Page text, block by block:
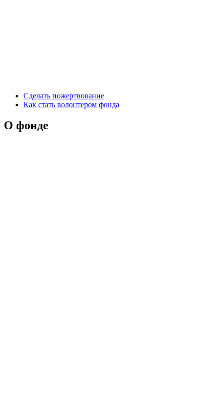
Сделать пожертвование
Как стать волонтером фонда
О фонде